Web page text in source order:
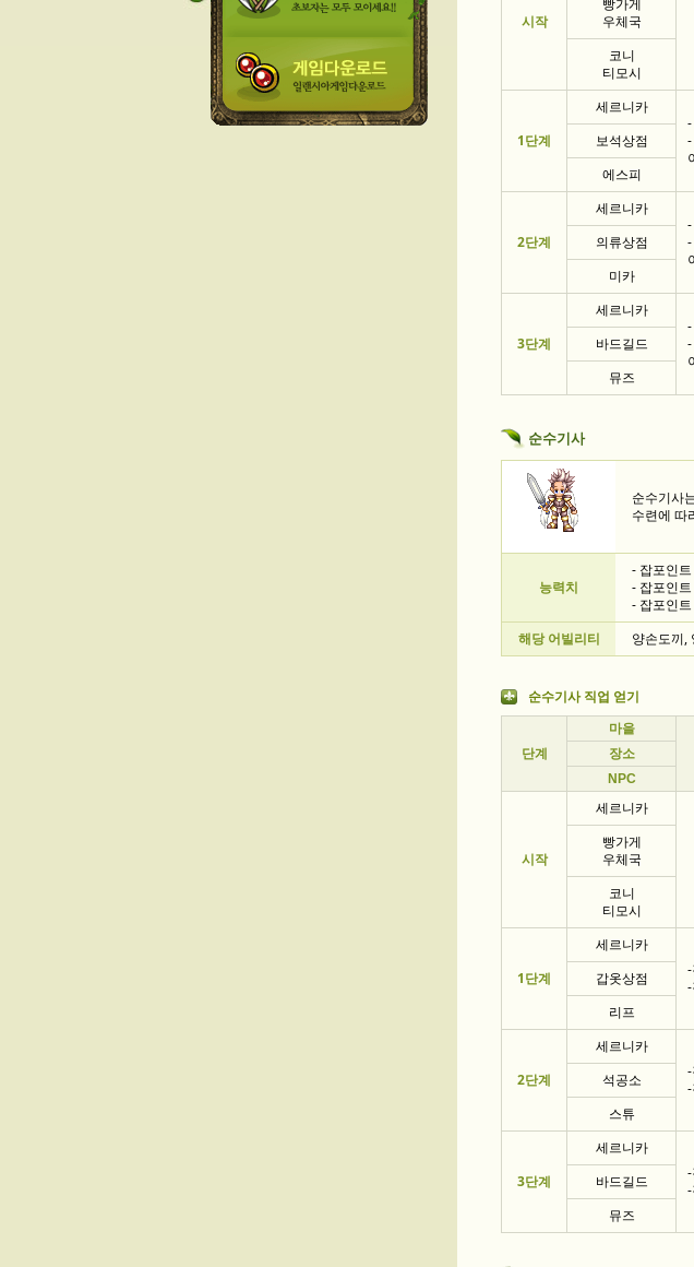
시작
빵가게
우체국
코니
티모시
1단계
세르니카
보석상점
에스피
2단계
세르니카
의류상점
미카
3단계
세르니카
바드길드
뮤즈
순수기사
순수기사
수련에 따
능력치
- 잡포인
- 잡포인
- 잡포인
해당 어빌리티
양손도끼,
순수기사 직업 얻기
단계
마을
장소
NPC
시작
세르니카
빵가게
우체국
코니
티모시
1단계
세르니카
갑옷상점
리프
2단계
세르니카
석공소
스튜
3단계
세르니카
바드길드
뮤즈